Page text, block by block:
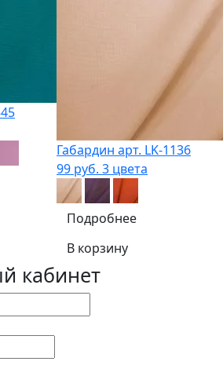
Габардин арт. LK-1136
99 руб. 3 цвета
Подробнее
В корзину
кабинет